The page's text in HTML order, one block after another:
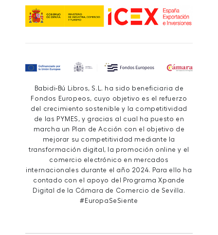
Babidi-Bú Libros, S.L. ha sido beneficiaria de
Fondos Europeos, cuyo objetivo es el refuerzo
del crecimiento sostenible y la competitividad
de las PYMES, y gracias al cual ha puesto en
marcha un Plan de Acción con el objetivo de
mejorar su competitividad mediante la
transformación digital, la promoción online y el
comercio electrónico en mercados
internacionales durante el año 2024. Para ello ha
contado con el apoyo del Programa Xpande
Digital de la Cámara de Comercio de Sevilla.
#EuropaSeSiente